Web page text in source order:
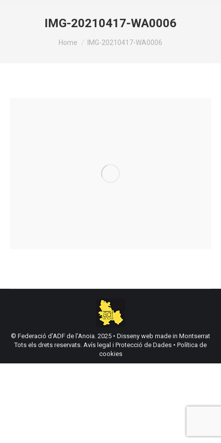
IMG-20210417-WA0006
You are here:
Home IMG-20210417-WA0006
© Federació d'ADF de l'Anoia. 2025 • Disseny web made in Montserrat
Tots els drets reservats. Avís legal i Protecció de Dades • Política de
cookies